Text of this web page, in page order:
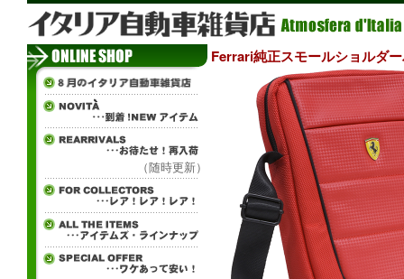
（随時更新）
Ferrari純正スモールショルダ